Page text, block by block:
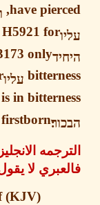
have
וספדו
H5921 כמספד
H3173only
עליוfor
that is in
H1060firstborn.
الانجليزي
لا يقول
of